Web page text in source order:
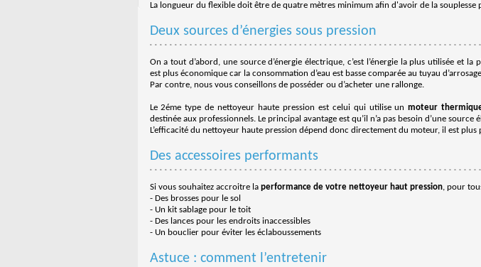
La longueur du flexible doit être de quatre mètres minimum afin d'avoir de la souplesse
Deux sources d’énergies sous pression
On a tout d’abord, une source d’énergie électrique, c’est l’énergie la plus utilisée et la
est plus économique car la consommation d’eau est basse comparée au tuyau
Par contre, nous vous conseillons de posséder ou d’acheter une rallonge.
Le 2éme type de nettoyeur haute pression est celui qui utilise unmoteur
destinée aux professionnels. Le principal avantage est qu’il n’a pas besoin d’une source
L’efficacité du nettoyeur haute pression dépend donc directement du moteur, il est
Des accessoires performants
Si vous souhaitez accroitre la performance de votre nettoyeur haut pression, pour
- Des brosses pour le sol
- Un kit sablage pour le toit
- Des lances pour les endroits inaccessibles
- Un bouclier pour éviter les éclaboussements
Astuce : comment l’entretenir